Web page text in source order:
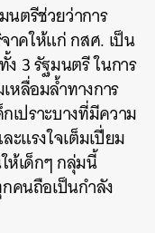
ตรีช่วยว่าการ
จาคให้แก่กสศ. เป็น
3 รัฐมนตรี ในการ
ลื่อมล้ำทางการ
เปราะบางที่มีความ
แรงใจเต็มเปี่ยม
ห้เด็กๆ กลุ่มนี้
คนถือเป็นกำลัง